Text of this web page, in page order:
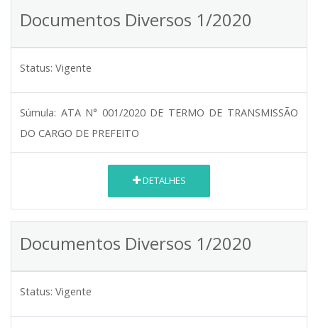
Documentos Diversos 1/2020
Status: Vigente
Súmula: ATA N° 001/2020 DE TERMO DE TRANSMISSÃO
DO CARGO DE PREFEITO
DETALHES
Documentos Diversos 1/2020
Status: Vigente